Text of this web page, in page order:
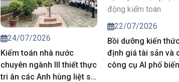
24/07/2026
Kiểm toán nhà nước
chuyên ngành III thiết thực
tri ân các Anh hùng liệt sĩ,
22/07/2026
Bồi dưỡng kiến
định giá tài sản và
công cụ AI phố